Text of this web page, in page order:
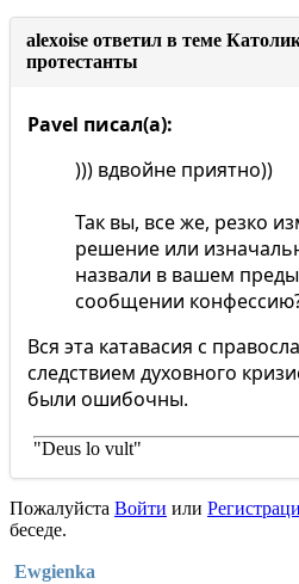
alexoise ответил в теме
протестанты
Pavel писал(а):
))) вдвойне приятно))
Так вы, все же, резко
решение или
назвали в вашем
сообщении
Вся эта катавасия с
следствием духовного
были ошибочны.
"Deus lo vult"
Пожалуйста Войти или
беседе.
Ewgienka